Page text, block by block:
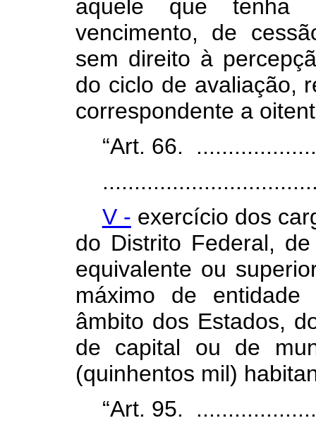
aquele que tenha
vencimento, de
sem direito à
do ciclo de avaliação,
correspondente a
“Art. 66.
V - exercício dos
do Distrito Federal,
equivalente ou
máximo de entidade
âmbito dos Estados,
de capital ou de
(quinhentos mil)
“Art. 95.